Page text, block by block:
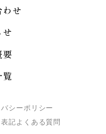
わせ
せ
要
覧
シーポリシー
記よくある質問